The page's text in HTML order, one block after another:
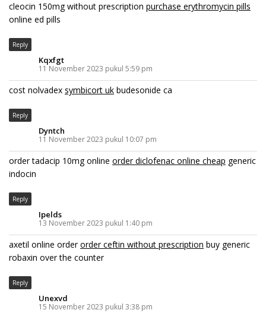
cleocin 150mg without prescription purchase erythromycin pills
online ed pills
Reply
Kqxfgt
11 November 2023 pukul 5:59 pm
cost nolvadex symbicort uk budesonide ca
Reply
Dyntch
11 November 2023 pukul 10:07 pm
order tadacip 10mg online order diclofenac online cheap generic
indocin
Reply
Ipelds
13 November 2023 pukul 1:40 pm
axetil online orderorder ceftin without prescription buy generic
robaxin over the counter
Reply
Unexvd
15 November 2023 pukul 3:38 pm